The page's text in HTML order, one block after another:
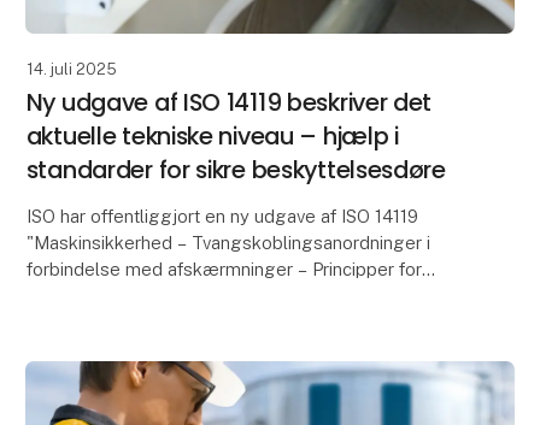
14. juli 2025
Ny udgave af ISO 14119 beskriver det
aktuelle tekniske niveau – hjælp i
standarder for sikre beskyttelsesdøre
ISO har offentliggjort en ny udgave af ISO 14119
"Maskinsikkerhed – Tvangskoblingsanordninger i
forbindelse med afskærmninger – Principper for